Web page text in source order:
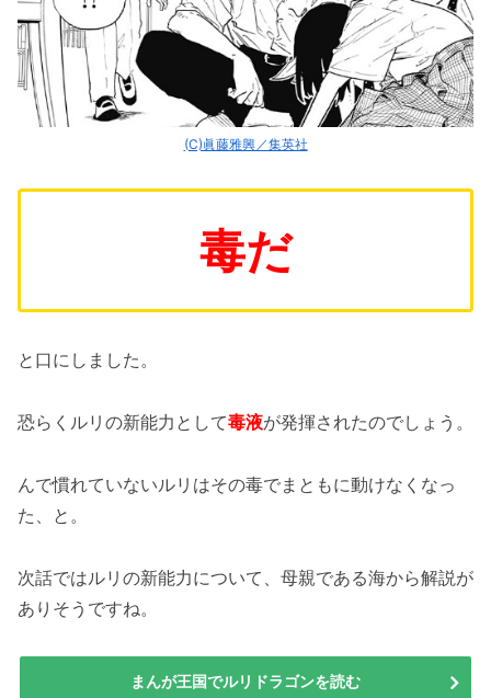
(C)眞藤雅興／集英社
毒だ
と口にしました。
恐らくルリの新能力として毒液が発揮されたのでしょう。
んで慣れていないルリはその毒でまともに動けなくなっ
た、と。
次話ではルリの新能力について、母親である海から解説が
ありそうですね。
まんが王国でルリドラゴンを読む